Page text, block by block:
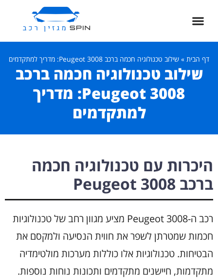
דף הבית » שילוב טכנולוגיה חכמה ברכב Peugeot 3008: מדריך למתקדמים
שילוב טכנולוגיה חכמה ברכב
Peugeot 3008: מדריך
למתקדמים
היכרות עם טכנולוגיה חכמה
ברכב Peugeot 3008
רכב ה-Peugeot 3008 מציע מגוון רחב של טכנולוגיות
חכמות שמטרתן לשפר את חווית הנסיעה ולמקסם את
הבטיחות. טכנולוגיות אלו כוללות מערכות מולטימדיה
מתקדמות, חיישנים מתקדמים ותכונות נוחות נוספות.